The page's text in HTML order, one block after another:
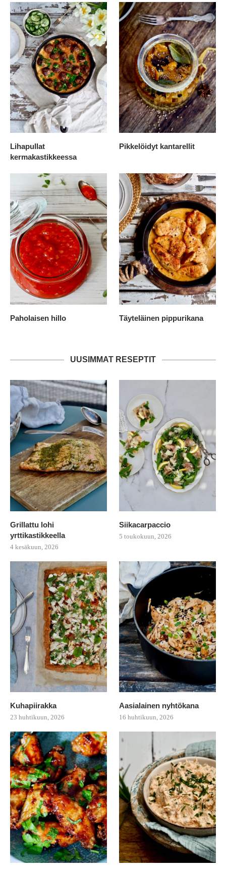
Lihapullat
kermakastikkeessa
Pikkelöidyt kantarellit
Paholaisen hillo Täyteläinen pippurikana
UUSIMMAT RESEPTIT
Grillattu lohi
yrttikastikkeella
4 kesäkuun, 2026
Siikacarpaccio
5 toukokuun, 2026
Kuhapiirakka
23 huhtikuun, 2026
Aasialainen nyhtökana
16 huhtikuun, 2026